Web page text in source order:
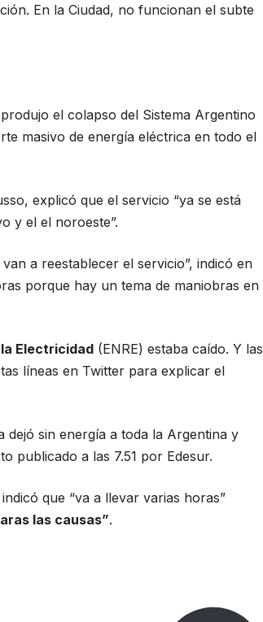
En la Ciudad, no funcionan el subte
el colapso del Sistema Argentino
masivo de energía eléctrica en todo el
explicó que el servicio “ya se está
y el el noroeste”.
a reestablecer el servicio”, indicó en
porque hay un tema de maniobras en
Electricidad (ENRE) estaba caído. Y las
líneas en Twitter para explicar el
dejó sin energía a toda la Argentina y
publicado a las 7.51 por Edesur.
que “va a llevar varias horas”
las causas”.